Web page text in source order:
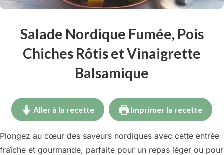
Salade Nordique Fumée, Pois
Chiches Rôtis et Vinaigrette
Balsamique
Aller à la recette Imprimer la recette
Plongez au cœur des saveurs nordiques avec cette entrée
fraîche et gourmande, parfaite pour un repas léger ou pour